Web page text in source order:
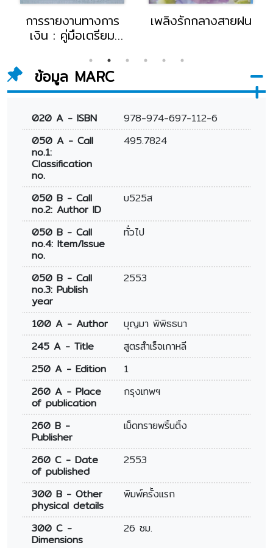
การรายงานทางการ
เงิน : คู่มือเตรียม
การรายงานทางการ
เงินไทย
เพลิงรักกลางสายฝน
ข้อมูล MARC
020 A - ISBN
978-974-697-112-6
050 A - Call
no.1:
Classification
no.
495.7824
050 B - Call
no.2: Author ID
บ525ส
050 B - Call
no.4: Item/Issue
no.
ทั่วไป
050 B - Call
no.3: Publish
year
2553
100 A - Author
บุญมา พิพิธธนา
245 A - Title
สูตรสำเร็จเกาหลี
250 A - Edition
1
260 A - Place
of publication
กรุงเทพฯ
260 B -
Publisher
เม็ดทรายพริ้นติ้ง
260 C - Date
of published
2553
300 B - Other
physical details
พิมพ์ครั้งแรก
300 C -
Dimensions
26 ซม.